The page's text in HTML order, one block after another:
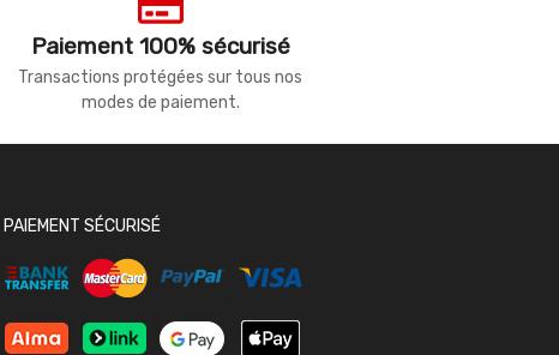
Paiement 100% sécurisé
Transactions protégées sur tous nos
modes de paiement.
PAIEMENT SÉCURISÉ